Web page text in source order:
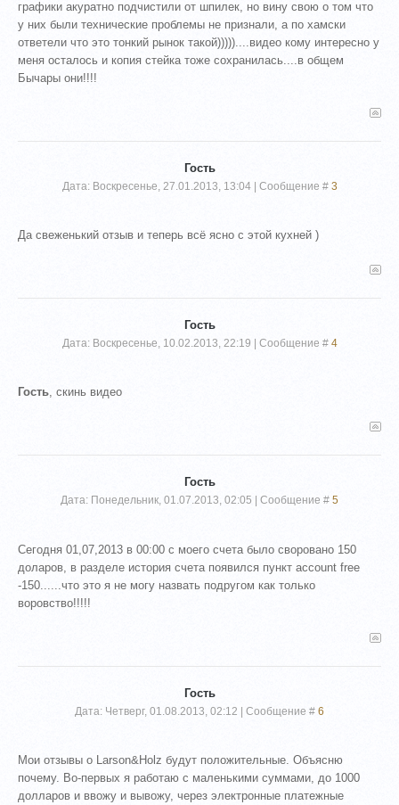
графики акуратно подчистили от шпилек, но вину свою о том что
у них были технические проблемы не признали, а по хамски
ответели что это тонкий рынок такой)))))....видео кому интересно у
меня осталось и копия стейка тоже сохранилась....в общем
Бычары они!!!!
Гость
Дата: Воскресенье, 27.01.2013, 13:04 | Сообщение # 3
Да свеженький отзыв и теперь всё ясно с этой кухней )
Гость
Дата: Воскресенье, 10.02.2013, 22:19 | Сообщение # 4
Гость, скинь видео
Гость
Дата: Понедельник, 01.07.2013, 02:05 | Сообщение # 5
Сегодня 01,07,2013 в 00:00 с моего счета было своровано 150
доларов, в разделе история счета появился пункт account free
-150......что это я не могу назвать подругом как только
воровство!!!!!
Гость
Дата: Четверг, 01.08.2013, 02:12 | Сообщение # 6
Мои отзывы о Larson&Holz будут положительные. Объясню
почему. Во-первых я работаю с маленькими суммами, до 1000
долларов и ввожу и вывожу, через электронные платежные